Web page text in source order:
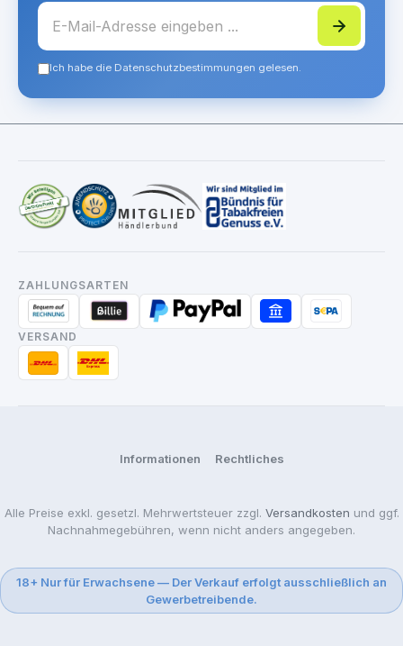
Ich habe die Datenschutzbestimmungen gelesen.
ZAHLUNGSARTEN
VERSAND
Informationen Rechtliches
Alle Preise exkl. gesetzl. Mehrwertsteuer zzgl. Versandkosten und ggf.
Nachnahmegebühren, wenn nicht anders angegeben.
18+ Nur für Erwachsene — Der Verkauf erfolgt ausschließlich an
Gewerbetreibende.